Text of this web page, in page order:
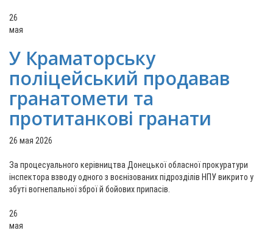
26
мая
У Краматорську
поліцейський продавав
гранатомети та
протитанкові гранати
26 мая 2026
За процесуального керівництва Донецької обласної прокуратури
інспектора взводу одного з воєнізованих підрозділів НПУ викрито у
збуті вогнепальної зброї й бойових припасів.
26
мая